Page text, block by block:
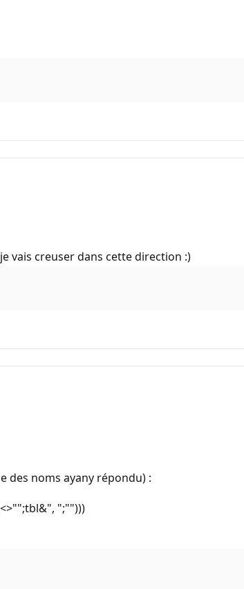
vais creuser dans cette direction :)
des noms ayany répondu) :
";"")))